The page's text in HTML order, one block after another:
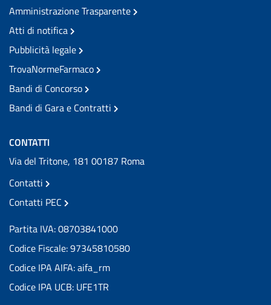
Amministrazione Trasparente
Atti di notifica
Pubblicità legale
TrovaNormeFarmaco
Bandi di Concorso
Bandi di Gara e Contratti
CONTATTI
Via del Tritone, 181 00187 Roma
Contatti
Contatti PEC
Partita IVA: 08703841000
Codice Fiscale: 97345810580
Codice IPA AIFA: aifa_rm
Codice IPA UCB: UFE1TR